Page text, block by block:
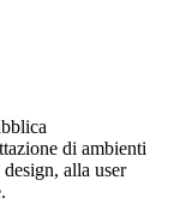
di ambienti
alla user